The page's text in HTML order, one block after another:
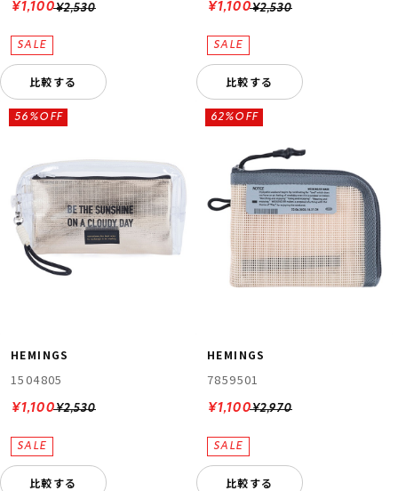
¥2,530
¥1,100
比較する
¥2,530
¥1,100
比較する
HEMINGS
1504805
¥2,530
56%OFF
¥1,100
比較する
HEMINGS
7859501
¥2,970
62%OFF
¥1,100
比較する